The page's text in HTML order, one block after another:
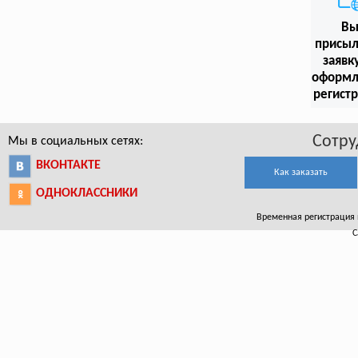
Вы
Мы в социальных сетях:
ВКОНТАКТЕ
ОДНОКЛАССНИКИ
Как заказать
Временная